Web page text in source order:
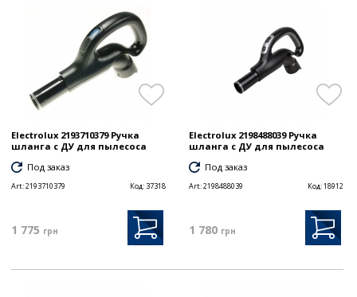
Electrolux 2193710379 Ручка
шланга с ДУ для пылесоса
Под заказ
Art:2193710379 Код: 37318
1 775 грн
Electrolux 2198488039 Ручка
шланга с ДУ для пылесоса
Под заказ
Art:2198488039 Код:18912
1 780 грн